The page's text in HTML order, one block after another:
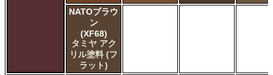
ＧＳＩクレオス アクリジョン
ＧＳＩクレオス ガンダムカラー
ＧＳＩクレオス ガンダムカラースプレー
ＧＳＩクレオス ガンダムマーカー
ＧＳＩクレオス 水性ホビーカラー
NATOブラウ
ン
(XF68)
タミヤ アク
リル塗料 (フ
ラット)